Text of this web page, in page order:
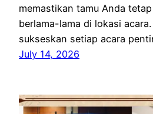
memastikan tamu Anda
berlama-lama di lokasi
sukseskan setiap acara
July 14, 2026